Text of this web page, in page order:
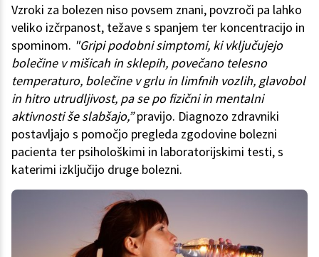
Vzroki za bolezen niso povsem znani, povzroči pa lahko
veliko izčrpanost, težave s spanjem ter koncentracijo in
spominom. "Gripi podobni simptomi, ki vključujejo
bolečine v mišicah in sklepih, povečano telesno
temperaturo, bolečine v grlu in limfnih vozlih, glavobol
in hitro utrudljivost, pa se po fizični in mentalni
aktivnosti še slabšajo,”pravijo. Diagnozo zdravniki
postavljajo s pomočjo pregleda zgodovine bolezni
pacienta ter psihološkimi in laboratorijskimi testi, s
katerimi izključijo druge bolezni.